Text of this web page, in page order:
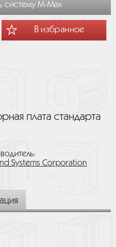
систему М-Мах
В избранное
плата стандарта
Systems Corporation